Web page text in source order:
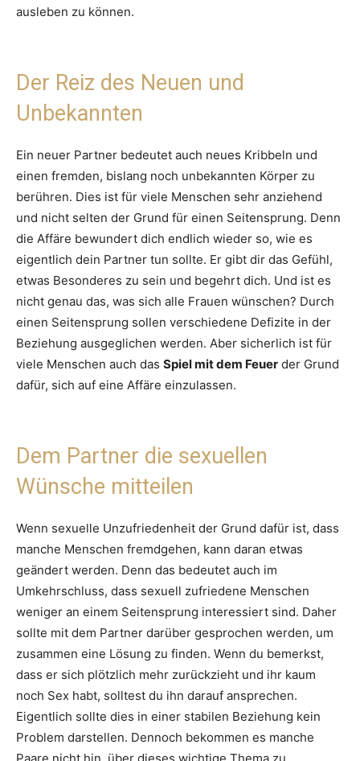
ausleben zu können.
Der Reiz des Neuen und
Unbekannten
Ein neuer Partner bedeutet auch neues Kribbeln und
einen fremden, bislang noch unbekannten Körper zu
berühren. Dies ist für viele Menschen sehr anziehend
und nicht selten der Grund für einen Seitensprung. Denn
die Affäre bewundert dich endlich wieder so, wie es
eigentlich dein Partner tun sollte. Er gibt dir das Gefühl,
etwas Besonderes zu sein und begehrt dich. Und ist es
nicht genau das, was sich alle Frauen wünschen? Durch
einen Seitensprung sollen verschiedene Defizite in der
Beziehung ausgeglichen werden. Aber sicherlich ist für
viele Menschen auch das Spiel mit dem Feuer der Grund
dafür, sich auf eine Affäre einzulassen.
Dem Partner die sexuellen
Wünsche mitteilen
Wenn sexuelle Unzufriedenheit der Grund dafür ist, dass
manche Menschen fremdgehen, kann daran etwas
geändert werden. Denn das bedeutet auch im
Umkehrschluss, dass sexuell zufriedene Menschen
weniger an einem Seitensprung interessiert sind. Daher
sollte mit dem Partner darüber gesprochen werden, um
zusammen eine Lösung zu finden. Wenn du bemerkst,
dass er sich plötzlich mehr zurückzieht und ihr kaum
noch Sex habt, solltest du ihn darauf ansprechen.
Eigentlich sollte dies in einer stabilen Beziehung kein
Problem darstellen. Dennoch bekommen es manche